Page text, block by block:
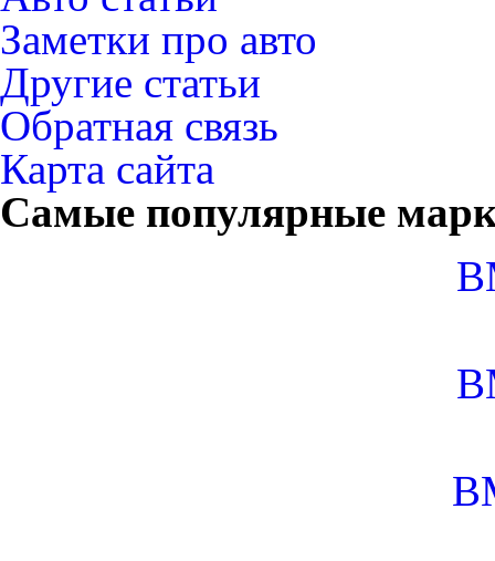
Заметки про авто
Другие статьи
Обратная связь
Карта сайта
Самые популярные